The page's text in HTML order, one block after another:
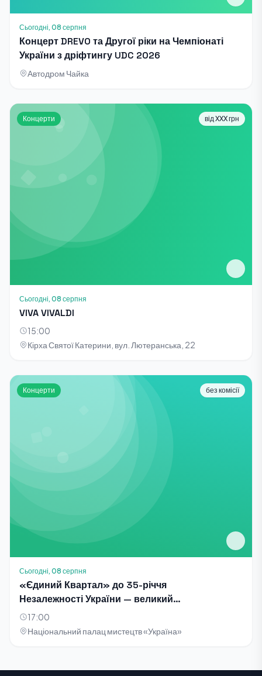
Сьогодні, 08 серпня
Концерт DREVO та Другої ріки на Чемпіонаті
України з дріфтингу UDC 2026
Автодром Чайка
Концерти від XXX грн
Сьогодні, 08 серпня
VIVA VIVALDI
15:00
Кірха Святої Катерини, вул. Лютеранська, 22
Концерти без комісії
Сьогодні, 08 серпня
«Єдиний Квартал» до 35-річчя
Незалежності України — великий
благодійний концерт-телезйомка
17:00
Національний палац мистецтв «Україна»